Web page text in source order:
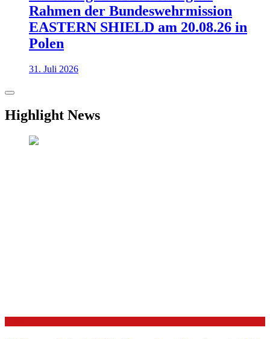
Rahmen der Bundeswehrmission
EASTERN SHIELD am 20.08.26 in
Polen
31. Juli 2026
Highlight News